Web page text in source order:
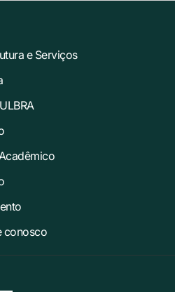
e Serviços
conosco